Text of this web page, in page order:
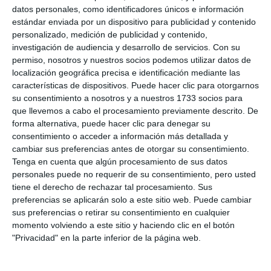
datos personales, como identificadores únicos e información
estándar enviada por un dispositivo para publicidad y contenido
personalizado, medición de publicidad y contenido,
investigación de audiencia y desarrollo de servicios. Con su
permiso, nosotros y nuestros socios podemos utilizar datos de
localización geográfica precisa e identificación mediante las
características de dispositivos. Puede hacer clic para otorgarnos
su consentimiento a nosotros y a nuestros 1733 socios para
que llevemos a cabo el procesamiento previamente descrito. De
forma alternativa, puede hacer clic para denegar su
consentimiento o acceder a información más detallada y
cambiar sus preferencias antes de otorgar su consentimiento.
Tenga en cuenta que algún procesamiento de sus datos
personales puede no requerir de su consentimiento, pero usted
tiene el derecho de rechazar tal procesamiento. Sus
preferencias se aplicarán solo a este sitio web. Puede cambiar
sus preferencias o retirar su consentimiento en cualquier
momento volviendo a este sitio y haciendo clic en el botón
"Privacidad" en la parte inferior de la página web.
encima del recinto ferial”.
Es un horno perteneciente al siglo pasado que se
utilizaba para cocer mazaríes y ladrillos de barro
elaborados con la arcilla roja presente en toda la
zona. “En el talud del camino de la avenida se ve esa
misma arcilla, justo frente al horno”, añadió Macías.
Fue Fernando Torres, aficionado a la fotografía, el
que nos descubrió este horno en el programa
matinal de Mijas 3.40TV ‘Mijas hoy’: “Este horno es
de forma cuadrada y tenía dos cámaras diferencias;
una para la incineración y otra para la cocción de
ladrillos y tejas. Era una obra de ingeniería”, dijo